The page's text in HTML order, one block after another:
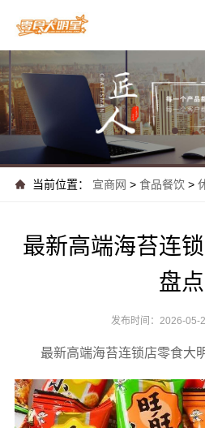
当前位置： 宣商网> 食品餐饮 >
最新高端海苔连
盘点
发布时间：2026-05-
最新高端海苔连锁店零食大